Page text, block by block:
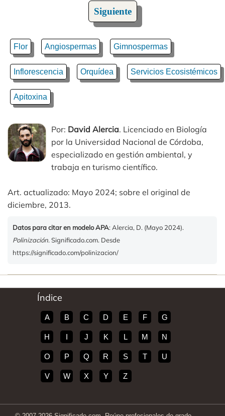
Siguiente
Flor Angiospermas Gimnospermas
Inflorescencia Orquídea Servicios Ecosistémicos
Apitoxina
Por: David Alercia. Licenciado en Biología
por la Universidad Nacional de Córdoba,
especializado en gestión ambiental, y
trabaja en turismo científico.
Art. actualizado: Mayo 2024; sobre el original de
diciembre, 2013.
Datos para citar en modelo APA: Alercia, D. (Mayo 2024).
Polinización. Significado.com. Desde
https://significado.com/polinizacion/
Índice
A B C D E F G
H J K L M N
O P Q R S T U
V W X Y Z